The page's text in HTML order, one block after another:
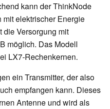
kann der ThinkNode
mit elektrischer Energie
die Versorgung mit
möglich. Das Modell
LX7-Rechenkernen.
ein Transmitter, der also
empfangen kann. Dieses
Antenne und wird als